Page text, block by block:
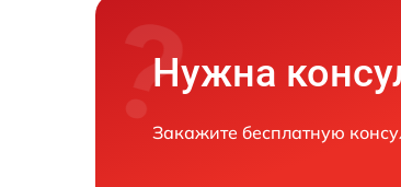
Нужна
Закажите бесплатную